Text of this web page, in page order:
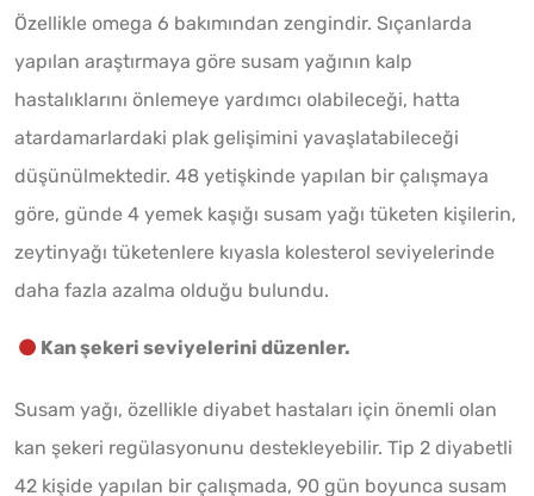
Özellikle omega 6 bakımından zengindir. Sıçanlarda
yapılan araştırmaya göre susam yağının kalp
hastalıklarını önlemeye yardımcı olabileceği, hatta
atardamarlardaki plak gelişimini yavaşlatabileceği
düşünülmektedir. 48 yetişkinde yapılan bir çalışmaya
göre, günde 4 yemek kaşığı susam yağı tüketen kişilerin,
zeytinyağı tüketenlere kıyasla kolesterol seviyelerinde
daha fazla azalma olduğu bulundu.
Kan şekeri seviyelerini düzenler.
Susam yağı, özellikle diyabet hastaları için önemli olan
kan şekeri regülasyonunu destekleyebilir. Tip 2 diyabetli
42 kişide yapılan bir çalışmada, 90 gün boyunca susam